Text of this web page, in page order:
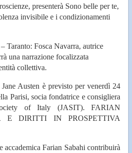
presenterà Sono belle per te,
invisibile e i condizionamenti
Taranto: Fosca Navarra, autrice
una narrazione focalizzata
collettiva.
Austen è previsto per venerdì 24
Parisi, socia fondatrice e consigliera
of Italy (JASIT). FARIAN
E DIRITTI IN PROSPETTIVA
accademica Farian Sabahi contribuirà